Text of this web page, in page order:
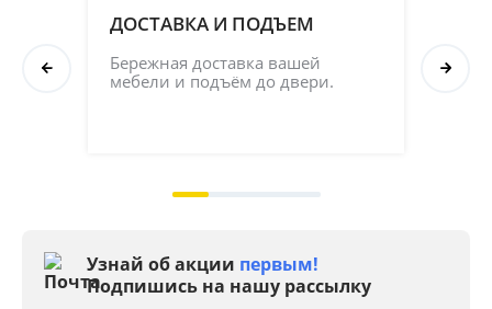
ДОСТАВКА И ПОДЪЕМ
Бережная доставка вашей
мебели и подъём до двери.
Узнай об акции первым!
Подпишись на нашу рассылку